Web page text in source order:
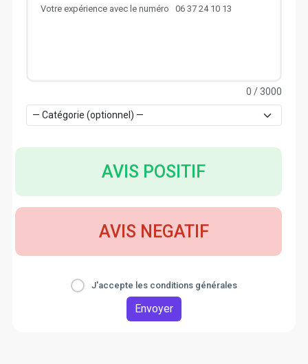
0 / 3000
AVIS POSITIF
AVIS NEGATIF
J'accepte les conditions générales
Envoyer